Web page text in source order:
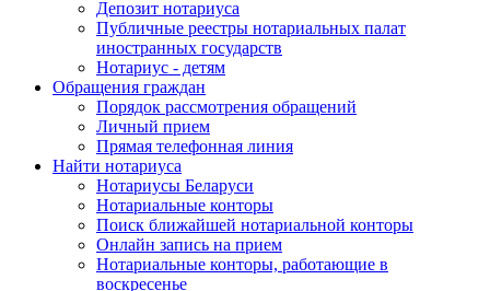
Депозит нотариуса
Публичные реестры нотариальных палат
иностранных государств
Нотариус - детям
Обращения граждан
Порядок рассмотрения обращений
Личный прием
Прямая телефонная линия
Найти нотариуса
Нотариусы Беларуси
Нотариальные конторы
Поиск ближайшей нотариальной конторы
Онлайн запись на прием
Нотариальные конторы, работающие в
воскресенье